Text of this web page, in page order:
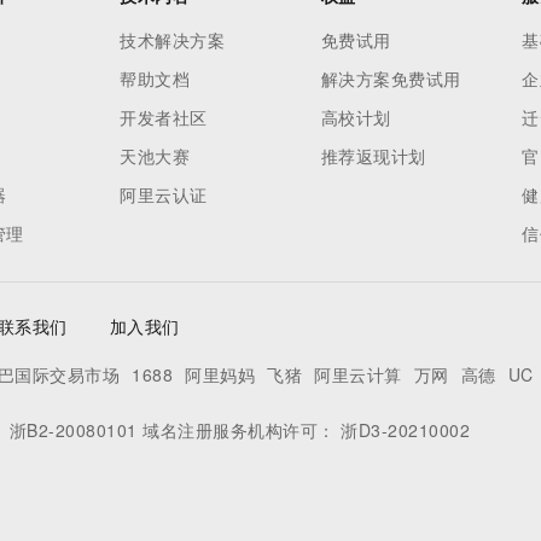
理
技术解决方案
帮助文档
开发者社区
天池大赛
阿里云认证
免费试用
解决方案免费试用
高校计划
推荐返现计划
系我们
加入我们
国际交易市场 1688 阿里妈妈 飞猪 阿里云计算 万网 高德 UC
浙B2-20080101 域名注册服务机构许可： 浙D3-20210002